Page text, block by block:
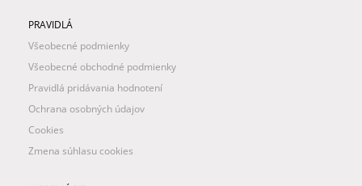
PRAVIDLÁ
Všeobecné podmienky
Všeobecné obchodné podmienky
Pravidlá pridávania hodnotení
Ochrana osobných údajov
Cookies
Zmena súhlasu cookies